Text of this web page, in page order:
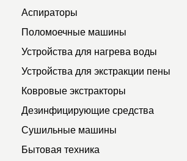
Аспираторы
Поломоечные машины
Устройства для нагрева воды
Устройства для экстракции пены
Ковровые экстракторы
Дезинфицирующие средства
Сушильные машины
Бытовая техника